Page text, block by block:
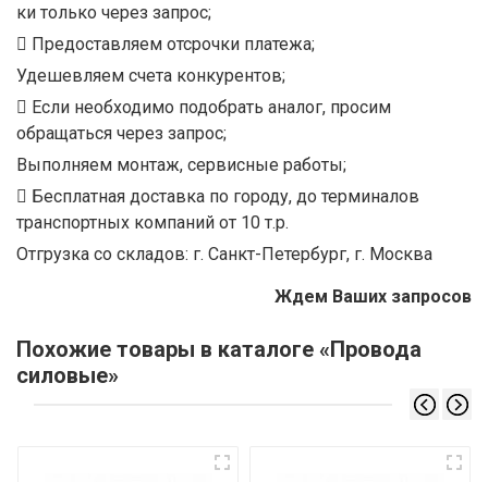
ки только через запрос;
Предоставляем отсрочки платежа;
Удешевляем счета конкурентов;
Если необходимо подобрать аналог, просим
обращаться через запрос;
Выполняем монтаж, сервисные работы;
Бесплатная доставка по городу, до терминалов
транспортных компаний от 10 т.р.
Отгрузка со складов: г. Санкт-Петербург, г. Москва
Ждем Ваших запросов
Похожие товары в каталоге «Провода
силовые»